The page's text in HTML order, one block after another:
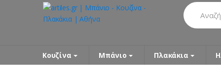
Search
for:
Κουζίνα Μπάνιο Πλακάκια